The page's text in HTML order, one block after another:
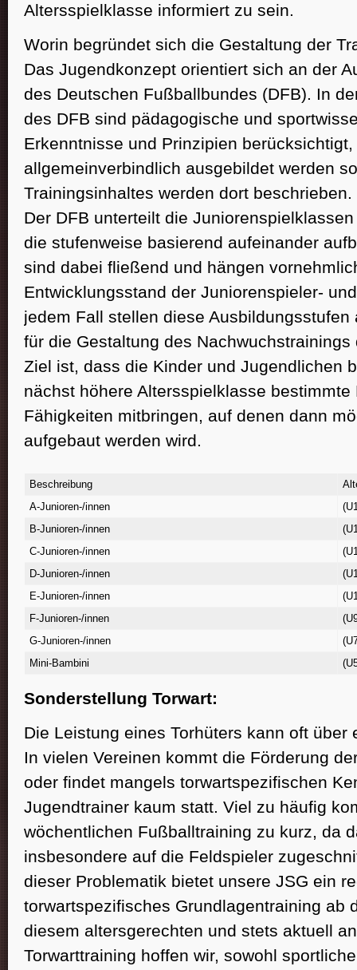
Altersspielklasse informiert zu sein.
Worin begründet sich die Gestaltung der
Das Jugendkonzept orientiert sich an der
des Deutschen Fußballbundes (DFB). In
des DFB sind pädagogische und
Erkenntnisse und Prinzipien
allgemeinverbindlich ausgebildet werden
Trainingsinhaltes werden dort beschrieben.
Der DFB unterteilt die
die stufenweise basierend aufeinander
sind dabei fließend und hängen
Entwicklungsstand der Juniorenspieler-
jedem Fall stellen diese Ausbildungsstufen
für die Gestaltung des Nachwuchstrainings
Ziel ist, dass die Kinder und Jugendlichen
nächst höhere Altersspielklasse bestimmte
Fähigkeiten mitbringen, auf denen dann
aufgebaut werden wird.
Beschreibung
A-Junioren-/innen
B-Junioren-/innen
C-Junioren-/innen
D-Junioren-/innen
E-Junioren-/innen
F-Junioren-/innen
G-Junioren-/innen
Mini-Bambini
Sonderstellung Torwart:
Die Leistung eines Torhüters kann oft über
In vielen Vereinen kommt die Förderung
oder findet mangels torwartspezifischen
Jugendtrainer kaum statt. Viel zu häufig
wöchentlichen Fußballtraining zu kurz, da
insbesondere auf die Feldspieler
dieser Problematik bietet unsere JSG ein
torwartspezifisches Grundlagentraining ab
diesem altersgerechten und stets aktuell
Torwarttraining hoffen wir, sowohl